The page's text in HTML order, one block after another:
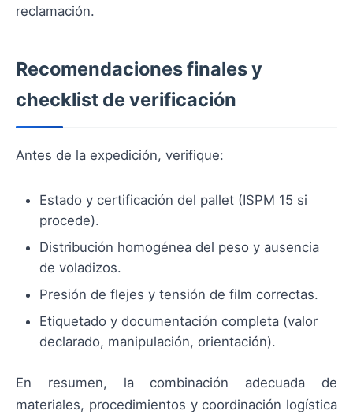
reclamación.
Recomendaciones finales y
checklist de verificación
Antes de la expedición, verifique:
Estado y certificación del pallet (ISPM 15 si
procede).
Distribución homogénea del peso y ausencia
de voladizos.
Presión de flejes y tensión de film correctas.
Etiquetado y documentación completa (valor
declarado, manipulación, orientación).
En resumen, la combinación adecuada de
materiales, procedimientos y coordinación logística